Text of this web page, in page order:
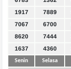
1917
7889
7067
6700
8620
7444
1637
4360
Senin Selasa